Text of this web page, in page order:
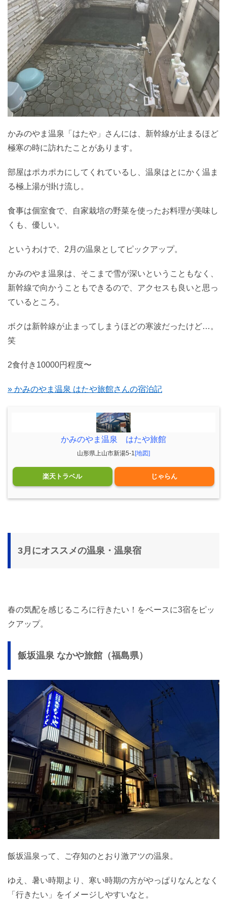
かみのやま温泉「はたや」さんには、新幹線が止まるほど
極寒の時に訪れたことがあります。
部屋はポカポカにしてくれているし、温泉はとにかく温ま
る極上湯が掛け流し。
食事は個室食で、自家栽培の野菜を使ったお料理が美味し
くも、優しい。
というわけで、2月の温泉としてピックアップ。
かみのやま温泉は、そこまで雪が深いということもなく、
新幹線で向かうこともできるので、アクセスも良いと思っ
ているところ。
ボクは新幹線が止まってしまうほどの寒波だったけど…。
笑
2食付き10000円程度〜
» かみのやま温泉 はたや旅館さんの宿泊記
かみのやま温泉 はたや旅館
山形県上山市新湯5-1 [地図]
楽天トラベル じゃらん
3月にオススメの温泉・温泉宿
春の気配を感じるころに行きたい！をベースに3宿をピッ
クアップ。
飯坂温泉 なかや旅館（福島県）
飯坂温泉って、ご存知のとおり激アツの温泉。
ゆえ、暑い時期より、寒い時期の方がやっぱりなんとなく
「行きたい」をイメージしやすいなと。